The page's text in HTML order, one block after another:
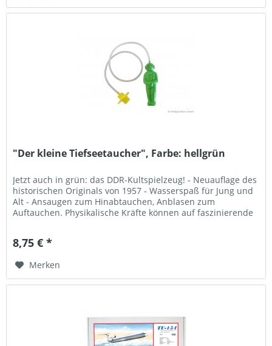
"Der kleine Tiefseetaucher", Farbe: hellgrün
Jetzt auch in grün: das DDR-Kultspielzeug! - Neuauflage des
historischen Originals von 1957 - Wasserspaß für Jung und
Alt - Ansaugen zum Hinabtauchen, Anblasen zum
Auftauchen. Physikalische Kräfte können auf faszinierende
8,75 € *
Merken